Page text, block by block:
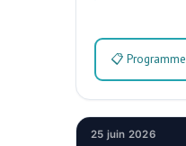
📋 Programme
25 juin 2026